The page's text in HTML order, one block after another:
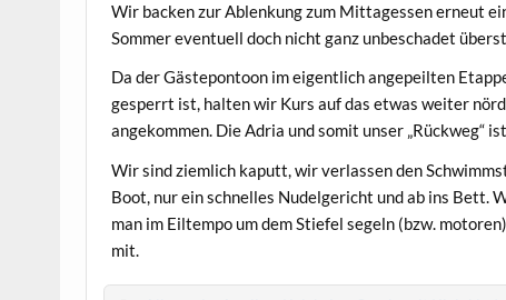
Wir backen zur Ablenkung zum Mittagessen erneut
Sommer eventuell doch nicht ganz unbeschadet
Da der Gästepontoon im eigentlich angepeilten
gesperrt ist, halten wir Kurs auf das etwas weiter
angekommen. Die Adria und somit unser „Rückweg“
Wir sind ziemlich kaputt, wir verlassen den
Boot, nur ein schnelles Nudelgericht und ab ins Bett.
man im Eiltempo um dem Stiefel segeln (bzw.
mit.